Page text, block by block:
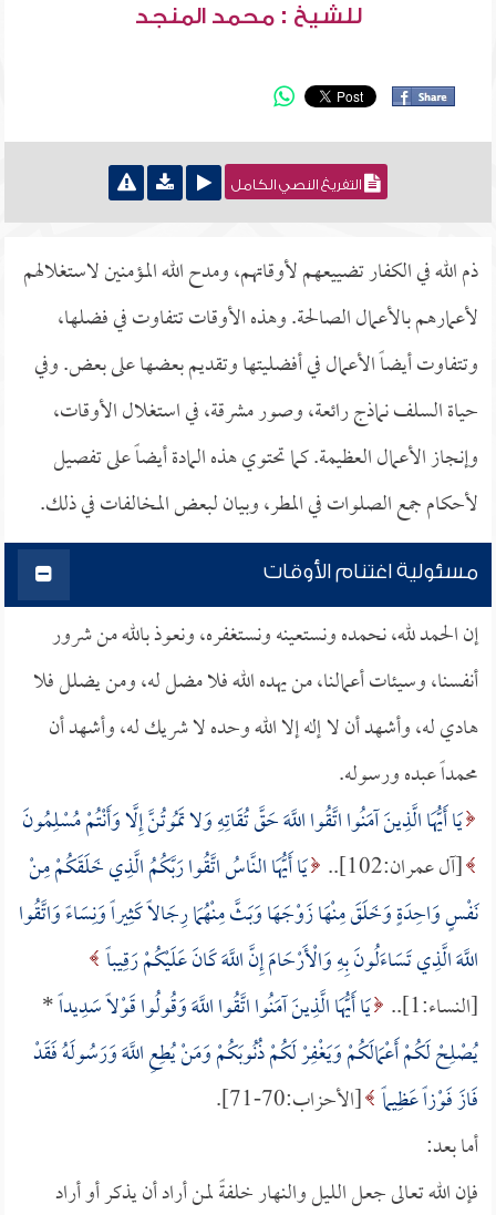
للشيخ : محمد المنجد
التفريغ النصي الكامل
ذم الله في الكفار تضييعهم لأوقاتهم، ومدح الله المؤمنين لاستغلالهم
لأعمارهم بالأعمال الصالحة. وهذه الأوقات تتفاوت في فضلها،
وتتفاوت أيضاً الأعمال في أفضليتها وتقديم بعضها على بعض. وفي
حياة السلف نماذج رائعة، وصور مشرقة، في استغلال الأوقات،
وإنجاز الأعمال العظيمة. كما تحتوي هذه المادة أيضاً على تفصيل
لأحكام جمع الصلوات في المطر، وبيان لبعض المخالفات في ذلك.
مسئولية اغتنام الأوقات
إن الحمد لله، نحمده ونستعينه ونستغفره، ونعوذ بالله من شرور
أنفسنا، وسيئات أعمالنا، من يهده الله فلا مضل له، ومن يضلل فلا
هادي له، وأشهد أن لا إله إلا الله وحده لا شريك له، وأشهد أن
محمداً عبده ورسوله.
يَا أَيُّهَا الَّذِينَ آمَنُوا اتَّقُوا اللَّهَ حَقَّ تُقَاتِهِ وَلا تَمُوتُنَّ إِلَّا وَأَنْتُمْ مُسْلِمُونَ
[آل عمران:102]..
يَا أَيُّهَا النَّاسُ اتَّقُوا رَبَّكُمُ الَّذِي خَلَقَكُمْ مِنْ
نَفْسٍ وَاحِدَةٍ وَخَلَقَ مِنْهَا زَوْجَهَا وَبَثَّ مِنْهُمَا رِجَالاً كَثِيراً وَنِسَاءً وَاتَّقُوا
اللَّهَ الَّذِي تَسَاءَلُونَ بِهِ وَالْأَرْحَامَ إِنَّ اللَّهَ كَانَ عَلَيْكُمْ رَقِيباً
[النساء:1]..
يَا أَيُّهَا الَّذِينَ آمَنُوا اتَّقُوا اللَّهَ وَقُولُوا قَوْلاً سَدِيداً*
يُصْلِحْ لَكُمْ أَعْمَالَكُمْ وَيَغْفِرْ لَكُمْ ذُنُوبَكُمْ وَمَنْ يُطِعِ اللَّهَ وَرَسُولَهُ فَقَدْ
فَازَ فَوْزاً عَظِيماً [الأحزاب:70-71].
أما بعد:
فإن الله تعالى جعل الليل والنهار خلفةً لمن أراد أن يذكر أو أراد